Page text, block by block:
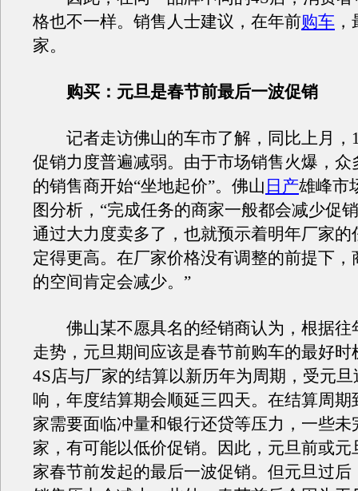
格也不一样。销售人士建议，在年前购车
家。
购买： 元旦是春节前最后一波促销
记者走访佛山的车市了解，同比上月，
促销力度普遍减弱。由于市场销售火爆，众
的销售商开始“坐地起价”。佛山 日产雄峰市
图分析，“完成任务的商家一般都会减少促
通过大力度卖多了，也就预示着明年厂家的
定得更高。在厂家价格没有调整的前提下，
的空间肯定会减少。”
佛山某不愿具名的经销商认为，根据往
走势，元旦期间应该是春节前购车的最好时
4S店与厂家的结算以新历年为周期，受元
响，年度结算期会顺延三四天。在结算周期
家需要面临冲量和银行还贷等压力，一些未
家，有可能以低价促销。因此，元旦前或元
家春节前发起的最后一波促销。但元旦过后